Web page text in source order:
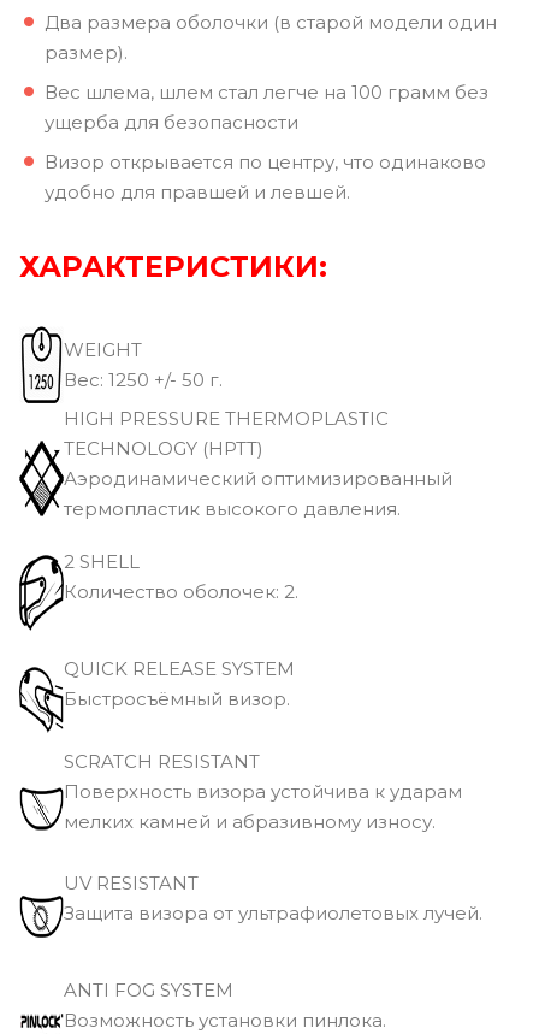
Два размера оболочки (в старой модели один
размер).
Вес шлема, шлем стал легче на 100 грамм без
ущерба для безопасности
Визор открывается по центру, что одинаково
удобно для правшей и левшей.
ХАРАКТЕРИСТИКИ:
WEIGHT
Вec: 1250 +/- 50 г.
HIGH PRESSURE THERMOPLASTIC
TECHNOLOGY (HPTT)
Аэродинамический оптимизированный
термопластик высокого давления.
2 SHELL
Количество оболочек: 2.
QUICK RELEASE SYSTEM
Быстросъёмный визор.
SCRATCH RESISTANT
Поверхность визора устойчива к ударам
мелких камней и абразивному износу.
UV RESISTANT
Защита визора от ультрафиолетовых лучей.
ANTI FOG SYSTEM
Возможность установки пинлока.